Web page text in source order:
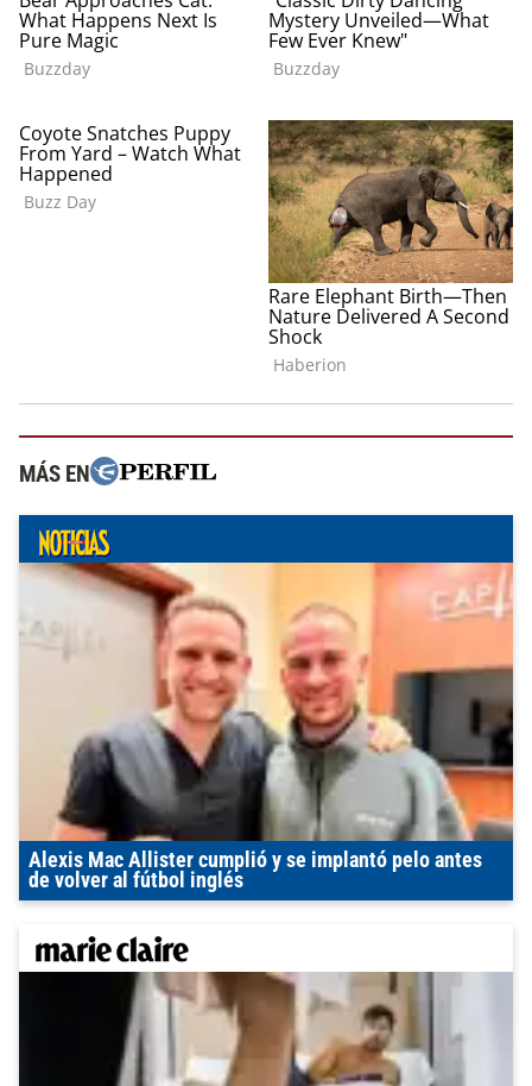
MÁS EN
Alexis Mac Allister cumplió y se implantó pelo antes
de volver al fútbol inglés